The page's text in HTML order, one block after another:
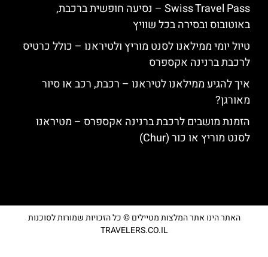
Swiss Travel Pass – נסיעה חופשית ברכבת,
באוטובוס ובסירה בכל שוויץ
טיול יומי ממילאנו לסנט מוריץ ולטיראנו – כולל כרטיס
לרכבת ברנינה אקספרס
איך להגיע ממילאנו לטיראנו – רכבת, רכב או סיור
מאורגן?
הזמנת מושבים לרכבת ברנינה אקספרס – מטיראנו
לסנט מוריץ או כור (Chur)
האתר הינו אתר המלצות מטיילים © כל הזכויות שמורות לסוכנות
TRAVELERS.CO.IL